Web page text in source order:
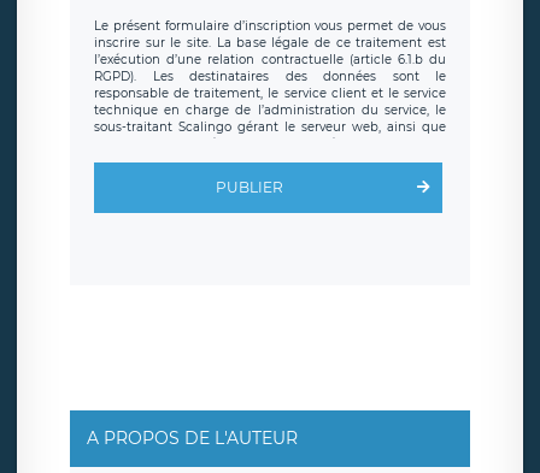
Le présent formulaire d’inscription vous permet de vous
inscrire sur le site. La base légale de ce traitement est
l’exécution d’une relation contractuelle (article 6.1.b du
RGPD). Les destinataires des données sont le
responsable de traitement, le service client et le service
technique en charge de l’administration du service, le
sous-traitant Scalingo gérant le serveur web, ainsi que
toute personne légalement autorisée. Le formulaire
d’inscription est hébergé sur un serveur hébergé par
clauses de
protection conformes au RGPD
. Les données collectées
sont conservées jusqu’à ce que l’Internaute en sollicite la
rue Léopold Sédar Senghor, joignable à l’adresse mail :
responsabledetraitement@legavox.fr. Vous avez
également le droit d’introduire une réclamation auprès
d’une autorité de contrôle.
PUBLIER
A PROPOS DE L'AUTEUR